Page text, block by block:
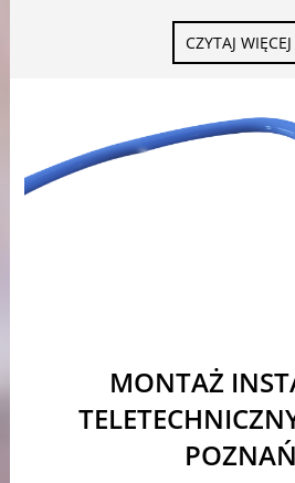
CZYTAJ
MONTAŻ
POZNAŃ